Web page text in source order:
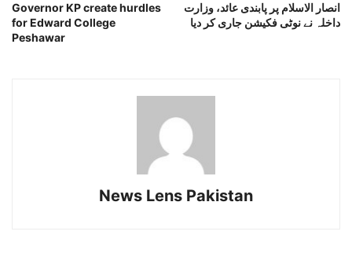
Governor KP create hurdles
for Edward College
Peshawar
انصار الاسلام پر پابندی عائد، وزارت
داخلہ نے نوٹی فکیشن جاری کر دیا
News Lens Pakistan